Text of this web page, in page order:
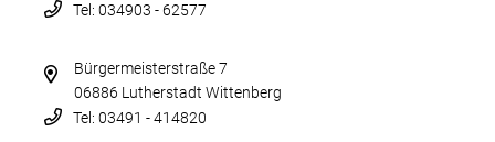
Tel: 034903 - 62577
Bürgermeisterstraße 7
06886 Lutherstadt Wittenberg
Tel: 03491 - 414820